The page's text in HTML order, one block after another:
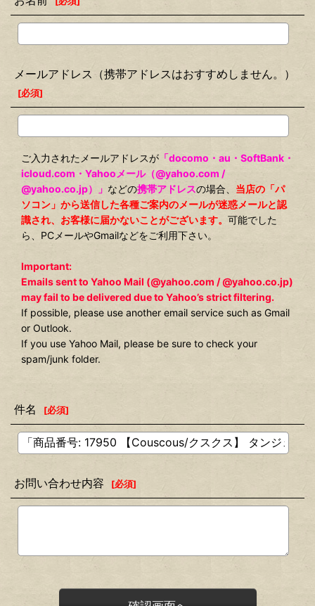
メールアドレス（携帯アドレスはおすすめしません。）
[必須]
ご入力されたメールアドレスが 「docomo・au・SoftBank・
icloud.com・Yahooメール（@yahoo.com /
@yahoo.co.jp）」 などの携帯アドレスの場合、 当店の「パ
ソコン」から送信した各種ご案内のメールが迷惑メールと認
識され、お客様に届かないことがございます。 可能でした
ら、PCメールやGmailなどをご利用下さい。
Important:
Emails sent to Yahoo Mail (@yahoo.com / @yahoo.co.jp)
may fail to be delivered due to Yahoo’s strict filtering.
If possible, please use another email service such as Gmail
or Outlook.
If you use Yahoo Mail, please be sure to check your
spam/junk folder.
件名 [必須]
お問い合わせ内容 [必須]